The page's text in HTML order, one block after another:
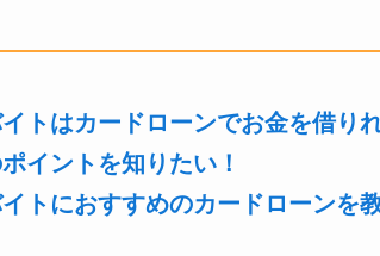
トはカードローンでお金を借り
イントを知りたい！
トにおすすめのカードローンを